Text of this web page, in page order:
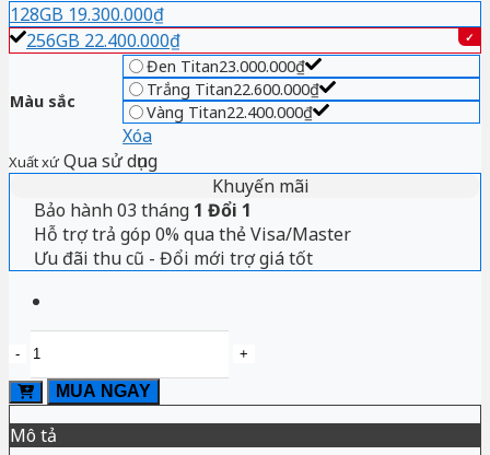
128GB 19.300.000₫
256GB 22.400.000₫
Màu sắc
Đen Titan23.000.000₫
Trắng Titan22.600.000₫
Vàng Titan22.400.000₫
Xóa
Xuất xứ Qua sử dụng
Khuyến mãi
Bảo hành 03 tháng 1 Đổi 1
Hỗ trợ trả góp 0% qua thẻ Visa/Master
Ưu đãi thu cũ - Đổi mới trợ giá tốt
16
Pro
256GB
Cũ
đẹp
MUA NGAY
Mô tả